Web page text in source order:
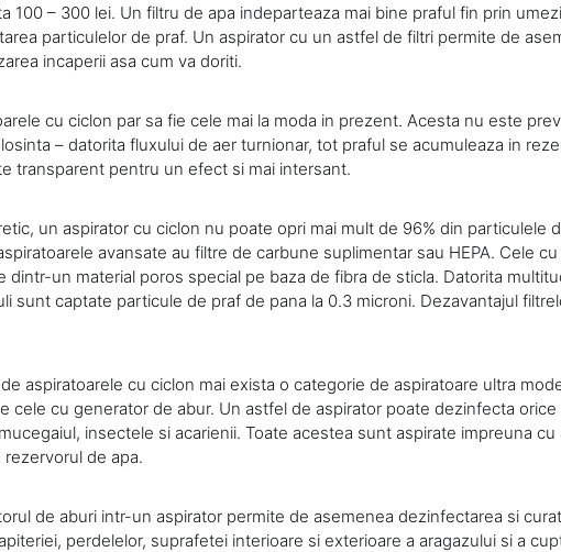
100 – 300 lei. Un filtru de apa indeparteaza mai bine praful fin prin
particulelor de praf. Un aspirator cu un astfel de filtri permite de
incaperii asa cum va doriti.
cu ciclon par sa fie cele mai la moda in prezent. Acesta nu este
– datorita fluxului de aer turnionar, tot praful se acumuleaza in
transparent pentru un efect si mai intersant.
un aspirator cu ciclon nu poate opri mai mult de 96% din particulele
avansate au filtre de carbune suplimentar sau HEPA. Cele
dintr-un material poros special pe baza de fibra de sticla. Datorita
sunt captate particule de praf de pana la 0.3 microni. Dezavantajul
aspiratoarele cu ciclon mai exista o categorie de aspiratoare ultra
cele cu generator de abur. Un astfel de aspirator poate dezinfecta orice
insectele si acarienii. Toate acestea sunt aspirate impreuna cu
rezervorul de apa.
de aburi intr-un aspirator permite de asemenea dezinfectarea si
perdelelor, suprafetei interioare si exterioare a aragazului si a